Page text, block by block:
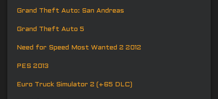
Grand Theft Auto: San Andreas
Grand Theft Auto 5
Need for Speed Most Wanted 2 2012
PES 2013
Euro Truck Simulator 2 (+65 DLC)